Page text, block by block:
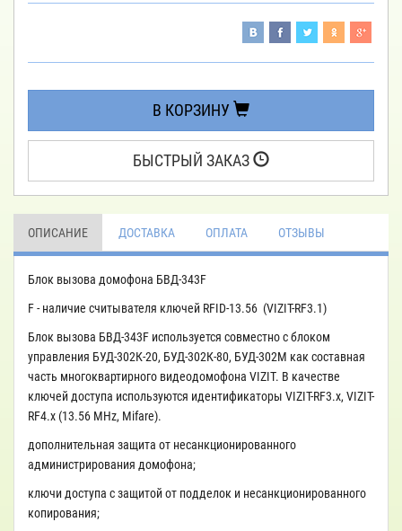
В КОРЗИНУ
БЫСТРЫЙ ЗАКАЗ
ОПИСАНИЕ ДОСТАВКА ОПЛАТА ОТЗЫВЫ
Блок вызова домофона БВД-343F
F - наличие считывателя ключей RFID-13.56  (VIZIT-RF3.1)
Блок вызова БВД-343F используется совместно с блоком
управления БУД-302К-20, БУД-302К-80, БУД-302М как составная
часть многоквартирного видеодомофона VIZIT. В качестве
ключей доступа используются идентификаторы VIZIT-RF3.x, VIZIT-
RF4.x (13.56 MHz, Mifare).
дополнительная защита от несанкционированного
администрирования домофона;
ключи доступа с защитой от подделок и несанкционированного
копирования;